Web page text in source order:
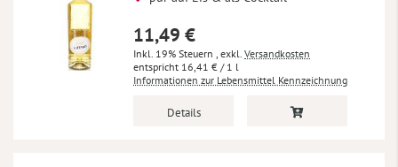
11,49 €
Inkl. 19% Steuern , exkl. Versandkosten
16,41 € / 1 l
Informationen zur Lebensmittel Kennzeichnung
Details